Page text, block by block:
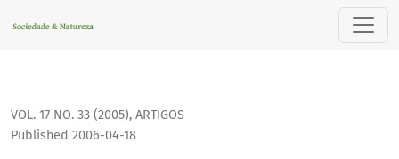
Abelisauroidea e Carcharodontosauridae
VOL. 17 NO. 33 (2005), ARTIGOS
Published 2006-04-18